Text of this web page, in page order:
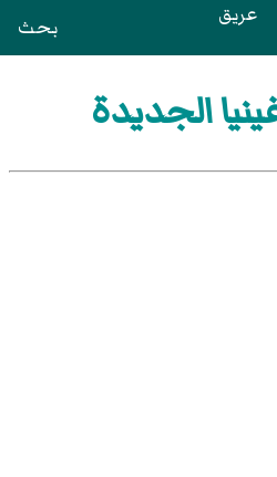
عريق بحث
الجديدة